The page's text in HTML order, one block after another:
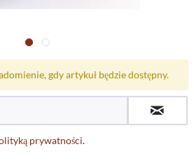
gdy artykuł będzie dostępny.
prywatności.